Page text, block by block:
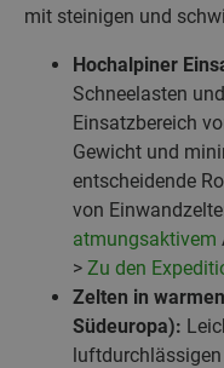
mit steinigen und
Hochalpiner
Schneelasten
Einsatzbereich
Gewicht und
entscheidende
von
atmungsaktivem
> Zu den
Zelten in
Südeuropa):